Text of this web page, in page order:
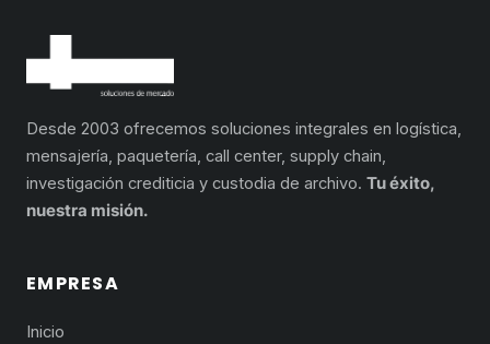
Desde 2003 ofrecemos soluciones integrales en logística,
mensajería, paquetería, call center, supply chain,
investigación crediticia y custodia de archivo. Tu éxito,
nuestra misión.
EMPRESA
Inicio